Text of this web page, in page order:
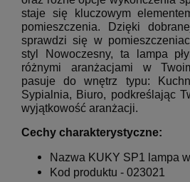
staje się kluczowym
pomieszczenia. Dzięki
sprawdzi się w
styl Nowoczesny, ta lampa
różnymi aranżacjami w
pasuje do wnętrz typu:
Sypialnia, Biuro, podkreślając
wyjątkowość aranżacji.
Cechy charakterystyczne:
Nazwa KUKY SP1 lampa
Kod produktu - 023021